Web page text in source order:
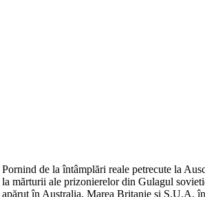
Pornind de la întâmplări reale petrecute la
la mărturii ale prizonierelor din Gulagul
apărut în Australia, Marea Britanie și S.U.A.